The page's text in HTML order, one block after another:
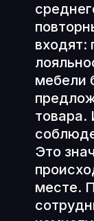
входят:
мебели
товара.
Это
месте.